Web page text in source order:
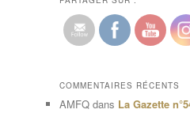
COMMENTAIRES RÉCENTS
AMFQ dans La Gazette